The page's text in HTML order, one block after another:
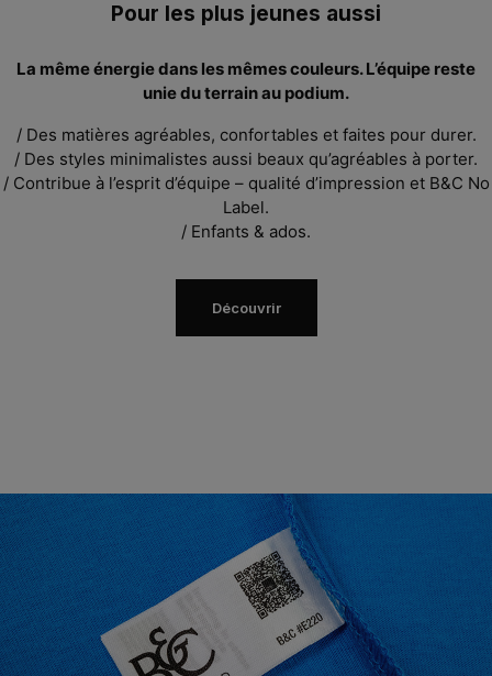
Pour les plus jeunes aussi
La même énergie dans les mêmes couleurs. L’équipe reste
uniedu terrain au podium.
/ Des matières agréables, confortables et faites pour durer.
/ Des styles minimalistes aussi beaux qu’agréables à porter.
/ Contribue à l’esprit d’équipe – qualité d’impression et B&C No
Label.
/ Enfants & ados.
Découvrir